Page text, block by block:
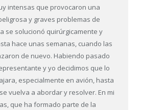
intensas que provocaron una
y graves problemas de
se solucionó quirúrgicamente y
hace unas semanas, cuando las
de nuevo. Habiendo pasado
y yo decidimos que lo
especialmente en avión, hasta
vuelva a abordar y resolver. En mi
que ha formado parte de la